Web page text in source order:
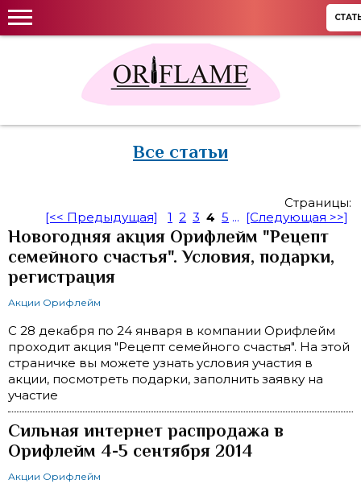
Все статьи
Страницы:
[<< Предыдущая]
1 2 3 4 5 ... [Следующая >>]
Новогодняя акция Орифлейм "Рецепт
семейного счастья". Условия, подарки,
регистрация
Акции Орифлейм
С 28 декабря по 24 января в компании Орифлейм
проходит акция "Рецепт семейного счастья". На этой
страничке вы можете узнать условия участия в
акции, посмотреть подарки, заполнить заявку на
участие
Сильная интернет распродажа в
Орифлейм 4-5 сентября 2014
Акции Орифлейм